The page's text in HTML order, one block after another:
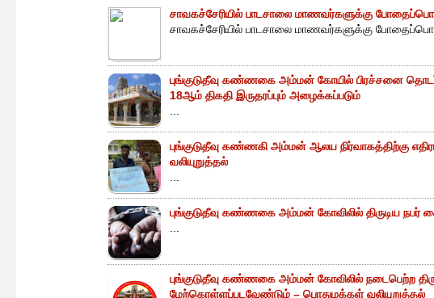
சாவகச்சேரியில் பாடசாலை மாணவர்களுக்கு
சாவகச்சேரியில் பாடசாலை மாணவர்களுக்கு
புங்குடுதீவு கண்ணகை அம்மன் கோயில் பிரச்சனை
18ஆம் திகதி இருதரப்பும் அழைக்கப்படும்
...
புங்குடுதீவு கண்ணகி அம்மன் ஆலய நிர்வாகத்திற்கு
வலியுறுத்தல்
...
புங்குடுதீவு கண்ணகை அம்மன் கோவிலில் திருடிய நபர்
...
புங்குடுதீவு கண்ணகை அம்மன் கோவிலில் நடைபெற்ற
மேற்கொள்ளப்படவேண்டும் – பொதுமக்கள் வலியுறுத்தல்